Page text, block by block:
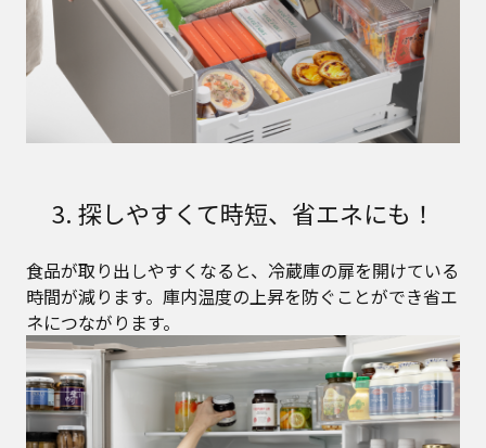
3. 探しやすくて時短、省エネにも！
食品が取り出しやすくなると、冷蔵庫の扉を開けている
時間が減ります。庫内温度の上昇を防ぐことができ省エ
ネにつながります。